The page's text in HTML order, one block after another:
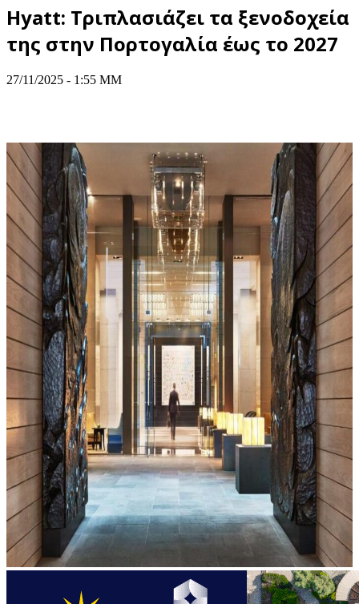
Hyatt: Τριπλασιάζει τα ξενοδοχεία
της στην Πορτογαλία έως το 2027
27/11/2025 - 1:55 ΜΜ